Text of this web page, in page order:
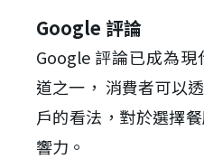
Google 評論
Google 評論已成為
道之一， 消費者可以
戶的看法，對於選擇
響力。